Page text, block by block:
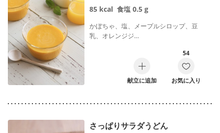
85 kcal 食塩 0.5 g
かぼちゃ、塩、メープルシロップ、豆
乳、オレンジジ…
献立に追加
54
お気に入り
さっぱりサラダうどん